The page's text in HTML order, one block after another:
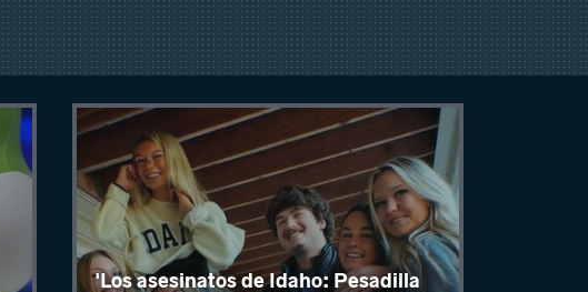
'Los asesinatos de Idaho: Pesadilla